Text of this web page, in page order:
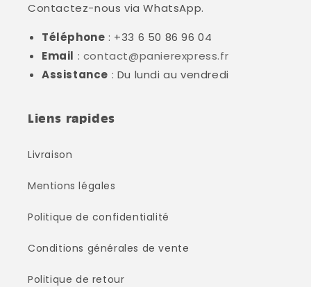
Contactez-nous via WhatsApp.
Téléphone : +33 6 50 86 96 04
Email : contact@panierexpress.fr
Assistance : Du lundi au vendredi
Liens rapides
Livraison
Mentions légales
Politique de confidentialité
Conditions générales de vente
Politique de retour